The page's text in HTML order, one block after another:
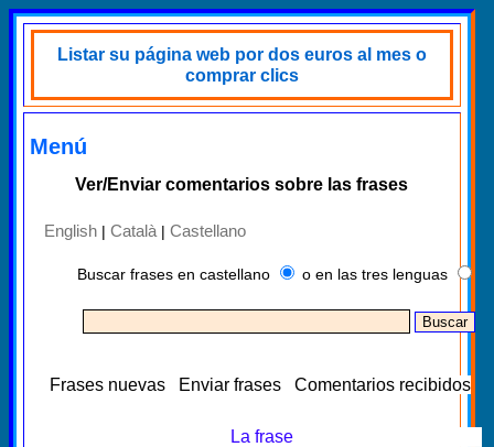
Listar su página web por dos euros al mes o
comprar clics
Menú
Ver/Enviar comentarios sobre las frases
English | Català | Castellano
Buscar frases en castellano o en las tres lenguas
Frases nuevas Enviar frases Comentarios recibidos
La frase